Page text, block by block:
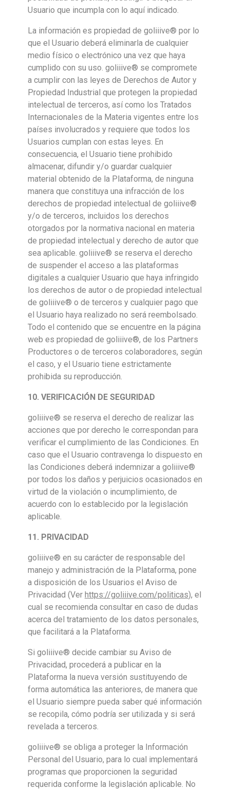
Usuario que incumpla con lo aquí indicado.
La información es propiedad de goliiive® por lo
que el Usuario deberá eliminarla de cualquier
medio físico o electrónico una vez que haya
cumplido con su uso. goliiive® se compromete
a cumplir con las leyes de Derechos de Autor y
Propiedad Industrial que protegen la propiedad
intelectual de terceros, así como los Tratados
Internacionales de la Materia vigentes entre los
países involucrados y requiere que todos los
Usuarios cumplan con estas leyes. En
consecuencia, el Usuario tiene prohibido
almacenar, difundir y/o guardar cualquier
material obtenido de la Plataforma, de ninguna
manera que constituya una infracción de los
derechos de propiedad intelectual de goliiive®
y/o de terceros, incluidos los derechos
otorgados por la normativa nacional en materia
de propiedad intelectual y derecho de autor que
sea aplicable. goliiive® se reserva el derecho
de suspender el acceso a las plataformas
digitales a cualquier Usuario que haya infringido
los derechos de autor o de propiedad intelectual
de goliiive® o de terceros y cualquier pago que
el Usuario haya realizado no será reembolsado.
Todo el contenido que se encuentre en la página
web es propiedad de goliiive®, de los Partners
Productores o de terceros colaboradores, según
el caso, y el Usuario tiene estrictamente
prohibida su reproducción.
10. VERIFICACIÓN DE SEGURIDAD
goliiive® se reserva el derecho de realizar las
acciones que por derecho le correspondan para
verificar el cumplimiento de las Condiciones. En
caso que el Usuario contravenga lo dispuesto en
las Condiciones deberá indemnizar a goliiive®
por todos los daños y perjuicios ocasionados en
virtud de la violación o incumplimiento, de
acuerdo con lo establecido por la legislación
aplicable.
11. PRIVACIDAD
goliiive® en su carácter de responsable del
manejo y administración de la Plataforma, pone
a disposición de los Usuarios el Aviso de
Privacidad (Ver https://goliiive.com/politicas), el
cual se recomienda consultar en caso de dudas
acerca del tratamiento de los datos personales,
que facilitará a la Plataforma.
Si goliiive® decide cambiar su Aviso de
Privacidad, procederá a publicar en la
Plataforma la nueva versión sustituyendo de
forma automática las anteriores, de manera que
el Usuario siempre pueda saber qué información
se recopila, cómo podría ser utilizada y si será
revelada a terceros.
goliiive® se obliga a proteger la Información
Personal del Usuario, para lo cual implementará
programas que proporcionen la seguridad
requerida conforme la legislación aplicable. No